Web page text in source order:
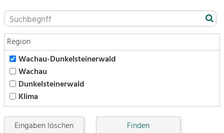
Mein Projekt 
Suche
Impressum
Sitemap
Kontakt
Baukultur
Ortsbild, Baukultur und nachhaltiges
Siedlungswesen.
Land- & Forstwirtschaft
Bewirtschaftung und Pflege der
Kulturlandschaft.
Tourismus
Angebotsentwicklung und
Positionierung.
Region
Wachau-Dunkelsteinerwald
Wachau
Dunkelsteinerwald
Klima
Eingaben löschen